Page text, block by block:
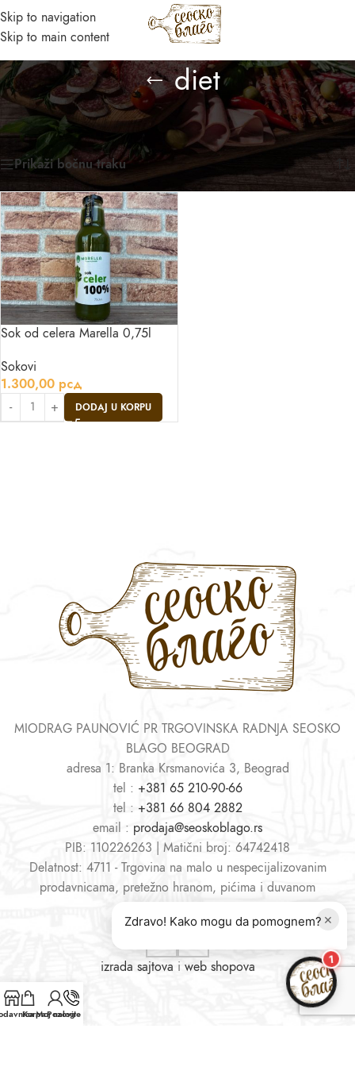
Skip to navigation
Skip to main content
MENI
diet
Početna/Prirodni domaći proizvodi /Proizvod označen „diet“
Prikazan jedan rezultat
Prikaži bočnu traku
Sok od celera Marella 0,75l
Sokovi
1.300,00 рсд
DODAJ U KORPU
MIODRAG PAUNOVIĆ PR TRGOVINSKA RADNJA SEOSKO
BLAGO BEOGRAD
adresa 1: Branka Krsmanovića 3, Beograd
tel : +381 65 210-90-66
tel : +381 66 804 2882
email : prodaja@seoskoblago.rs
PIB: 110226263 | Matični broj: 64742418
Delatnost: 4711 - Trgovina na malo u nespecijalizovanim
prodavnicama, pretežno hranom, pićima i duvanom
izrada sajtova i web shopova
KorpaMoj nalog
Pozovite nas
×
Zdravo! Kako mogu da pomognem?
1
Asistent
● Dostupan — Seosko blago